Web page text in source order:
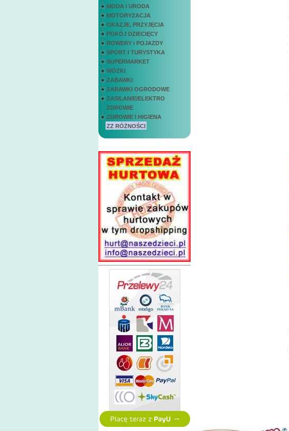
MODA i URODA
MOTORYZACJA
OKAZJE, PRZYJĘCIA
POKÓJ DZIECIĘCY
ROWERY i POJAZDY
SPORT I TURYSTYKA
SUPERMARKET
WÓZKI
ZABAWKI
ZABAWKI OGRODOWE
ZASILANIE/ELEKTRO
ZDROWIE
ZDROWIE I HIGIENA
ZZ RÓŻNOŚCI